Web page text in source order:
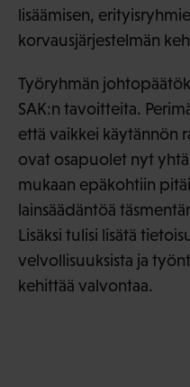
lisäämisen,
korvausjärjestelmän
Työryhmän
SAK:n tavoitteita.
että vaikkei käytännön
ovat osapuolet nyt
mukaan epäkohtiin
lainsäädäntöä
Lisäksi tulisi lisätä
velvollisuuksista ja
kehittää valvontaa.